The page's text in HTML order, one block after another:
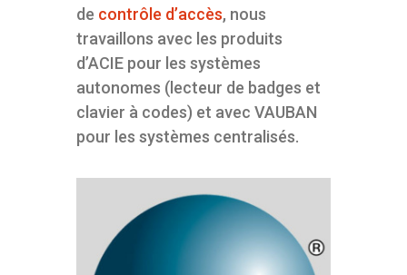
de contrôle d’accès, nous
travaillons avec les produits
d’ACIE pour les systèmes
autonomes (lecteur de badges et
clavier à codes) et avec VAUBAN
pour les systèmes centralisés.